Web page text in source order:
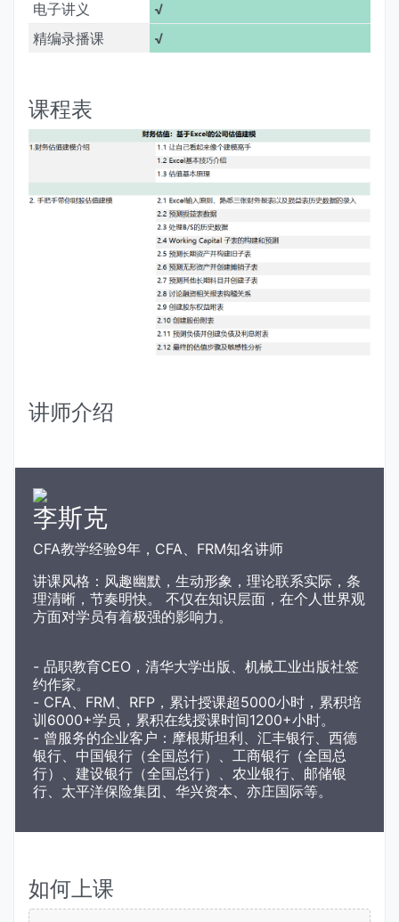
电子讲义
√
精编录播课
√
课程表
讲师介绍
李斯克
CFA教学经验9年，CFA、FRM知名讲师
讲课风格：风趣幽默，生动形象，理论联系实际，条
理清晰，节奏明快。 不仅在知识层面，在个人世界观
方面对学员有着极强的影响力。
- 品职教育CEO，清华大学出版、机械工业出版社签
约作家。
- CFA、FRM、RFP，累计授课超5000小时，累积培
训6000+学员，累积在线授课时间1200+小时。
- 曾服务的企业客户：摩根斯坦利、汇丰银行、西德
银行、中国银行（全国总行）、工商银行（全国总
行）、建设银行（全国总行）、农业银行、邮储银
行、太平洋保险集团、华兴资本、亦庄国际等。
如何上课